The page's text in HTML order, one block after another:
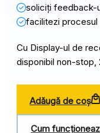
soliciți feedback-
facilitezi procesul
Cu Display-ul de
disponibil non-stop,
Adăugă de coș
Cum